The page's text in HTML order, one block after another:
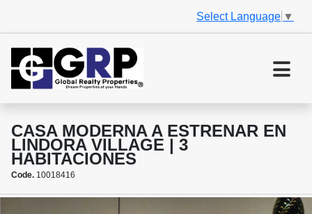
Select Language ▼
CASA MODERNA A ESTRENAR EN
LINDORA VILLAGE | 3
HABITACIONES
Code. 10018416